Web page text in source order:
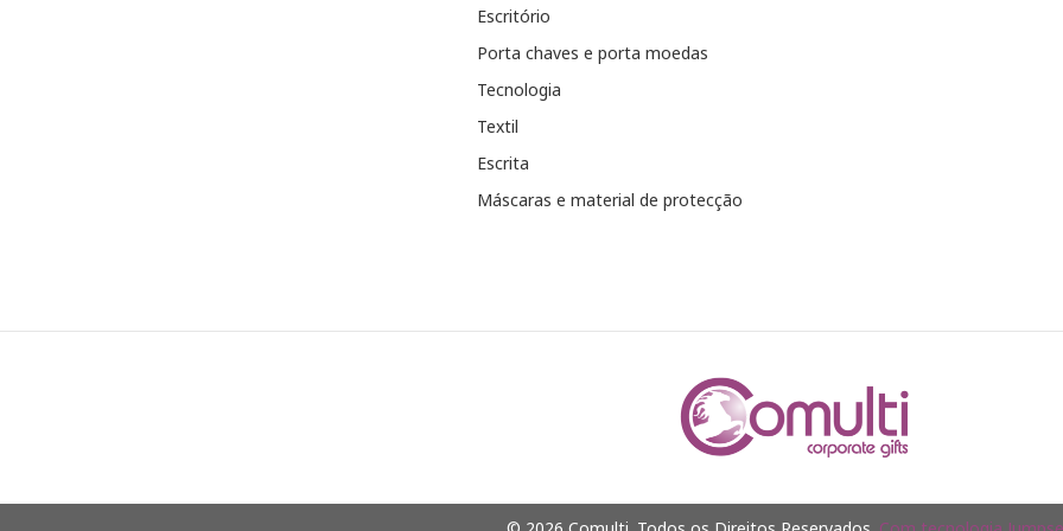
Escritório
Porta chaves e porta moedas
Tecnologia
Textil
Escrita
Máscaras e material de protecção